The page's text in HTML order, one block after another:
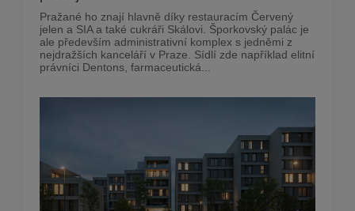
Pražané ho znají hlavně díky restauracím Červený
jelen a SIA a také cukráři Skálovi. Šporkovský palác je
ale především administrativní komplex s jedněmi z
nejdražších kanceláří v Praze. Sídlí zde například elitní
právníci Dentons, farmaceutická...